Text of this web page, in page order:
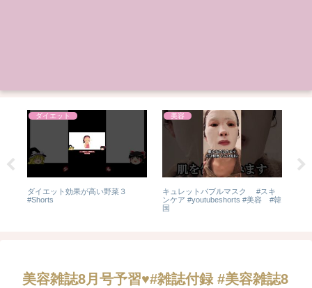
ダイエット
ダイエット効果が高い野菜３
#Shorts
美容
キュレットバブルマスク #スキ
ンケア #youtubeshorts #美容 #韓
国
美容雑誌8月号予習♥#雑誌付録 #美容雑誌8